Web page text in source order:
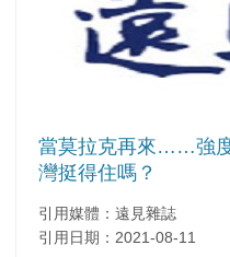
當莫拉克再來……強
灣挺得住嗎？
引用媒體：遠見雜誌
引用日期：2021-08-11